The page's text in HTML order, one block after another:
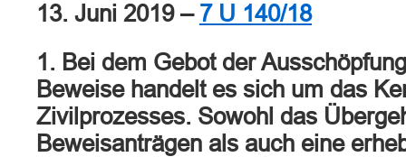
13. Juni 2019 – 7 U 140/18
1. Bei dem Gebot der
Beweise handelt es sich um das
Zivilprozesses. Sowohl das
Beweisanträgen als auch eine